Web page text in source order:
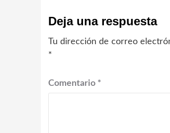
Deja una respuesta
Tu dirección de correo
*
Comentario *